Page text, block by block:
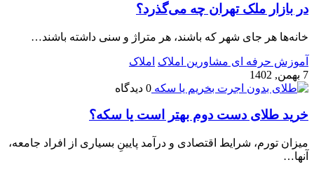
در بازار ملک تهران چه می‌گذرد؟
خانه‌ها هر جای شهر که باشند، هر متراژ و سنی داشته باشند…
آموزش حرفه ای مشاورین املاک املاک
7 بهمن, 1402
0 دیدگاه
خرید طلای دست دوم بهتر است یا سکه؟
میزان تورم، شرایط اقتصادی و درآمد پایینِ بسیاری از افراد جامعه،
آنها…